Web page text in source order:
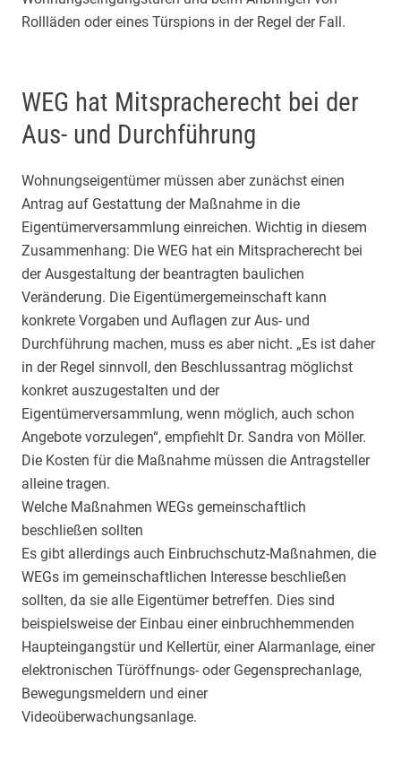
Rollläden oder eines Türspions in der Regel der Fall.
WEG hat Mitspracherecht bei der
Aus- und Durchführung
Wohnungseigentümer müssen aber zunächst einen
Antrag auf Gestattung der Maßnahme in die
Eigentümerversammlung einreichen. Wichtig in diesem
Zusammenhang: Die WEG hat ein Mitspracherecht bei
der Ausgestaltung der beantragten baulichen
Veränderung. Die Eigentümergemeinschaft kann
konkrete Vorgaben und Auflagen zur Aus- und
Durchführung machen, muss es aber nicht. „Es ist daher
in der Regel sinnvoll, den Beschlussantrag möglichst
konkret auszugestalten und der
Eigentümerversammlung, wenn möglich, auch schon
Angebote vorzulegen“, empfiehlt Dr. Sandra von Möller.
Die Kosten für die Maßnahme müssen die Antragsteller
alleine tragen.
Welche Maßnahmen WEGs gemeinschaftlich
beschließen sollten
Es gibt allerdings auch Einbruchschutz-Maßnahmen, die
WEGs im gemeinschaftlichen Interesse beschließen
sollten, da sie alle Eigentümer betreffen. Dies sind
beispielsweise der Einbau einer einbruchhemmenden
Haupteingangstür und Kellertür, einer Alarmanlage, einer
elektronischen Türöffnungs- oder Gegensprechanlage,
Bewegungsmeldern und einer
Videoüberwachungsanlage.